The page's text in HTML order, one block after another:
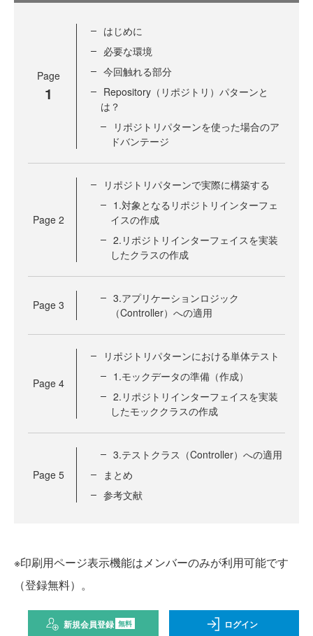
Page
1
はじめに
必要な環境
今回触れる部分
Repository（リポジトリ）パターンと
は？
リポジトリパターンを使った場合のア
ドバンテージ
Page 2
リポジトリパターンで実際に構築する
1.対象となるリポジトリインターフェ
イスの作成
2.リポジトリインターフェイスを実装
したクラスの作成
Page 3
3.アプリケーションロジック
（Controller）への適用
Page 4
リポジトリパターンにおける単体テスト
1.モックデータの準備（作成）
2.リポジトリインターフェイスを実装
したモッククラスの作成
Page 5
3.テストクラス（Controller）への適用
まとめ
参考文献
※印刷用ページ表示機能はメンバーのみが利用可能です
（登録無料）。
新規会員登録 無料 ログイン